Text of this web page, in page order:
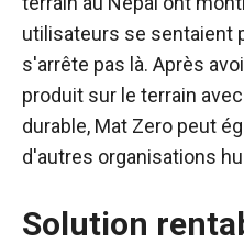
utilisateurs se sentaient
s'arrête pas là. Après
produit sur le terrain
durable, Mat Zero peut
d'autres organisations
Solution